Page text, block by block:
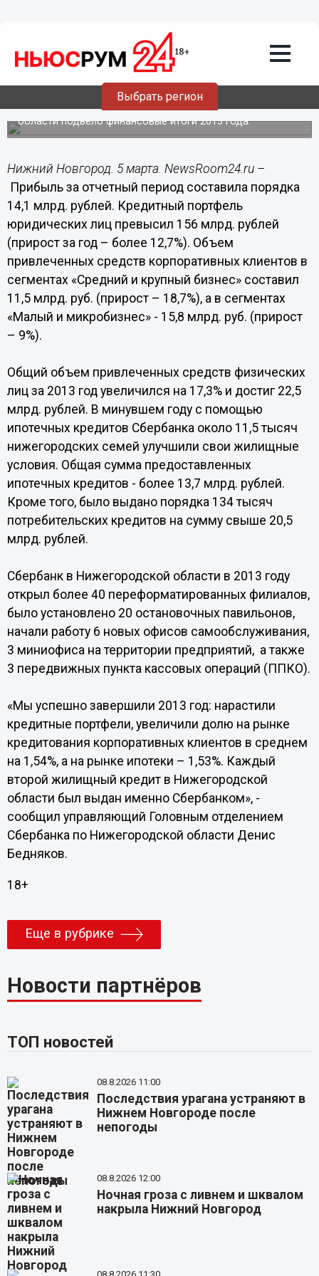
Выбрать регион
В 2013 году Сбербанк в Нижегородской
области увеличил долю на рынке
кредитования
Головное отделение Сбербанка по Нижегородской
области подвело финансовые итоги 2013 года.
Нижний Новгород. 5 марта. NewsRoom24.ru –
Прибыль за отчетный период составила порядка
14,1 млрд. рублей. Кредитный портфель
юридических лиц превысил 156 млрд. рублей
(прирост за год – более 12,7%). Объем
привлеченных средств корпоративных клиентов в
сегментах «Средний и крупный бизнес» составил
11,5 млрд. руб. (прирост – 18,7%), а в сегментах
«Малый и микробизнес» - 15,8 млрд. руб. (прирост
– 9%).
Общий объем привлеченных средств физических
лиц за 2013 год увеличился на 17,3% и достиг 22,5
млрд. рублей. В минувшем году с помощью
ипотечных кредитов Сбербанка около 11,5 тысяч
нижегородских семей улучшили свои жилищные
условия. Общая сумма предоставленных
ипотечных кредитов - более 13,7 млрд. рублей.
Кроме того, было выдано порядка 134 тысяч
потребительских кредитов на сумму свыше 20,5
млрд. рублей.
Сбербанк в Нижегородской области в 2013 году
открыл более 40 переформатированных филиалов,
было установлено 20 остановочных павильонов,
начали работу 6 новых офисов самообслуживания,
3 миниофиса на территории предприятий, а также
3 передвижных пункта кассовых операций (ППКО).
«Мы успешно завершили 2013 год: нарастили
кредитные портфели, увеличили долю на рынке
кредитования корпоративных клиентов в среднем
на 1,54%, а на рынке ипотеки – 1,53%. Каждый
второй жилищный кредит в Нижегородской
области был выдан именно Сбербанком», -
сообщил управляющий Головным отделением
Сбербанка по Нижегородской области Денис
Бедняков.
18+
Еще в рубрике
Новости партнёров
ТОП новостей
08.8.2026 11:00
Последствия урагана устраняют в
Нижнем Новгороде после
непогоды
08.8.2026 12:00
Ночная гроза с ливнем и шквалом
накрыла Нижний Новгород